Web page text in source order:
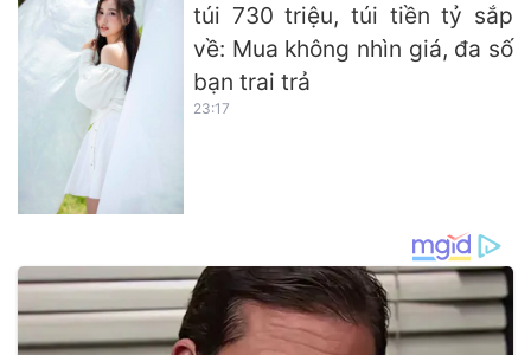
túi 730 triệu, túi tiền tỷ sắp
về: Mua không nhìn giá, đa số
bạn trai trả
23:17